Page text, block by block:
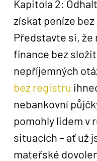
Kapitola 2:
získat peníze
Představte si,
finance bez
nepříjemných
bez registru
nebankovní
pomohly lidem v
situacích – ať už
mateřské